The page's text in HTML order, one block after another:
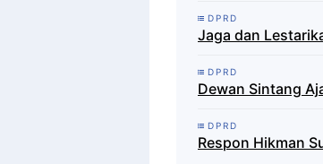
DPRD
Jaga dan
DPRD
Dewan Sintang
DPRD
Respon Hikman